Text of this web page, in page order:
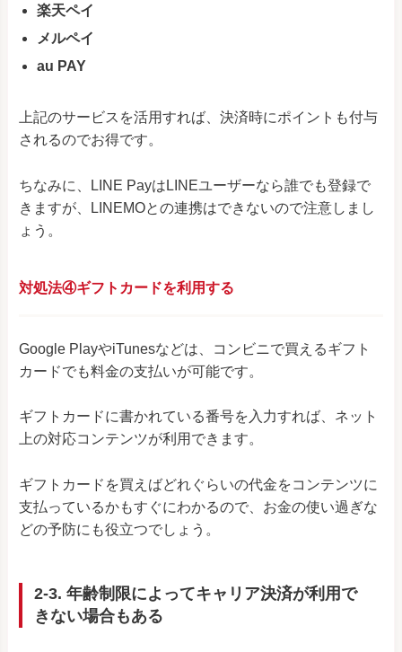
楽天ペイ
メルペイ
au PAY
上記のサービスを活用すれば、決済時にポイントも付与
されるのでお得です。
ちなみに、LINE PayはLINEユーザーなら誰でも登録で
きますが、LINEMOとの連携はできないので注意しまし
ょう。
対処法④ギフトカードを利用する
Google PlayやiTunesなどは、コンビニで買えるギフト
カードでも料金の支払いが可能です。
ギフトカードに書かれている番号を入力すれば、ネット
上の対応コンテンツが利用できます。
ギフトカードを買えばどれぐらいの代金をコンテンツに
支払っているかもすぐにわかるので、お金の使い過ぎな
どの予防にも役立つでしょう。
2-3. 年齢制限によってキャリア決済が利用で
きない場合もある